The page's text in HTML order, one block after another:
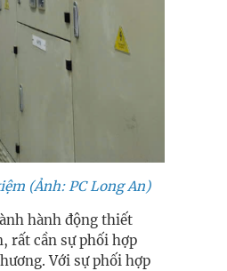
(Ảnh: PC Long An)
hành động thiết
rất cần sự phối hợp
Với sự phối hợp